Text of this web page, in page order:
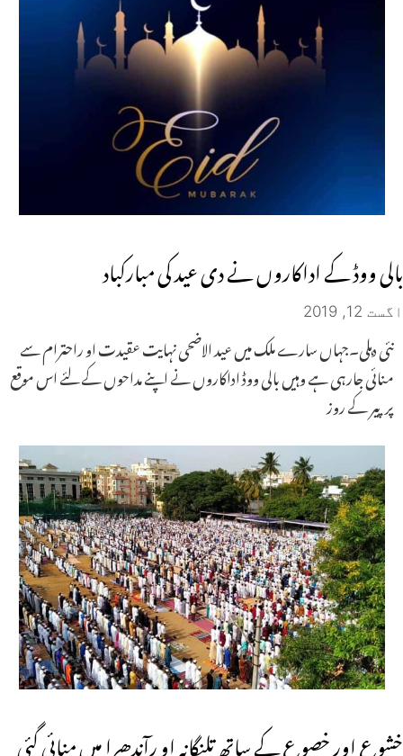
بالی ووڈ کے اداکاروں نے دی عید کی مبارکباد
اگست 12, 2019
نئی دہلی۔جہاں سارے ملک میں عید الاضحی نہایت عقیدت او راحترام سے
منائی جارہی ہے وہیں بالی ووڈ اداکاروں نے اپنے مداحوں کے لئے اس موقع
پر پیر کے روز
خشوع اور خصوع کے ساتھ تلنگانہ او رآندھرا میں منائی گئی